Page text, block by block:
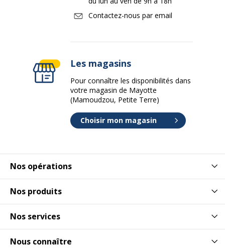
Nos opérations
Nos produits
Nos services
Nous connaître
Contactez-nous par email
Les magasins
Pour connaître les disponibilités dans
votre magasin de Mayotte
(Mamoudzou, Petite Terre)
Choisir mon magasin